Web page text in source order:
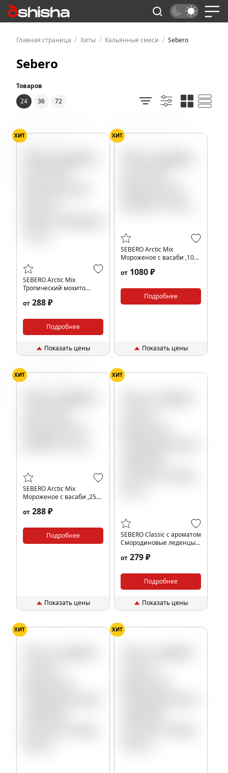
Главная страница / Хиты / Кальянные смеси / Sebero
Sebero
Товаров
24
36 72
ХИТ
SEBERO Arctic Mix
Тропический мохито
,25 гр.
от 288 ₽
Подробнее
Показать цены
ХИТ
SEBERO Arctic Mix
Мороженое с васаби ,100
от 1080 ₽
Подробнее
Показать цены
ХИТ
SEBERO Arctic Mix
Мороженое с васаби ,25
от 288 ₽
Подробнее
Показать цены
ХИТ
SEBERO Classic с ароматом
Смородиновые леденцы
от 279 ₽
Подробнее
Показать цены
ХИТ ХИТ